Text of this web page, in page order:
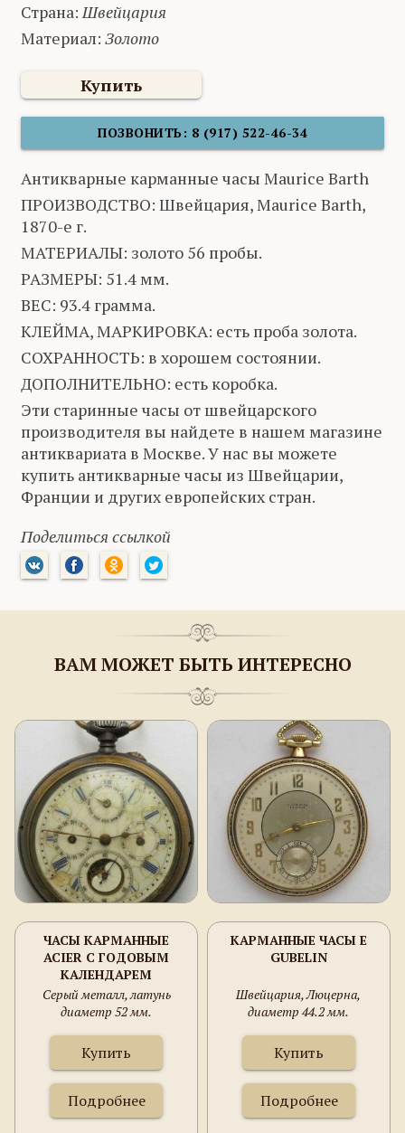
Страна:Швейцария
Материал:Золото
Купить
ПОЗВОНИТЬ: 8 (917) 522-46-34
Антикварные карманные часы Maurice Barth
ПРОИЗВОДСТВО: Швейцария, Maurice Barth,
1870-е г.
МАТЕРИАЛЫ: золото 56 пробы.
РАЗМЕРЫ: 51.4 мм.
ВЕС: 93.4 грамма.
КЛЕЙМА, МАРКИРОВКА: есть проба золота.
СОХРАННОСТЬ: в хорошем состоянии.
ДОПОЛНИТЕЛЬНО: есть коробка.
Эти старинные часы от швейцарского
производителя вы найдете в нашем магазине
антиквариата в Москве. У нас вы можете
купить антикварные часы из Швейцарии,
Франции и других европейских стран.
Поделиться ссылкой
ВАМ МОЖЕТ БЫТЬ ИНТЕРЕСНО
ЧАСЫ КАРМАННЫЕ
ACIER С ГОДОВЫМ
КАЛЕНДАРЕМ
Серый металл, латунь
диаметр 52 мм.
Купить
Подробнее
КАРМАННЫЕ ЧАСЫ E
GUBELIN
Швейцария, Люцерна,
диаметр 44.2 мм.
Купить
Подробнее